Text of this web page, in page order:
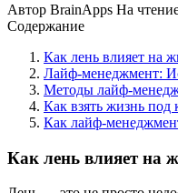
Автор BrainApps На
Содержание
Как лень влияет на
Лайф-менеджмент:
Методы лайф-
Как взять жизнь под
Как лайф-
Как лень влияет на